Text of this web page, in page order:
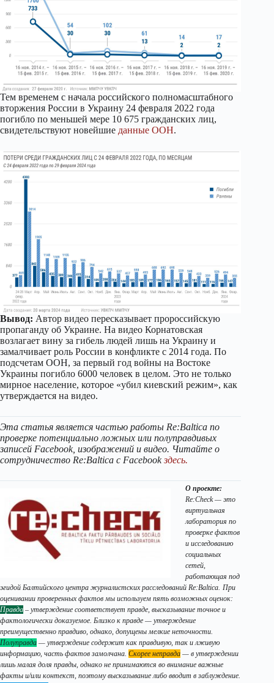
Тем временем с начала российского полномасштабного
вторжения России в Украину 24 февраля 2022 года
погибло по меньшей мере 10 675 гражданских лиц,
свидетельствуют новейшие данные ООН.
Вывод: Автор видео пересказывает пророссийскую
пропаганду об Украине. На видео Корнатовская
возлагает вину за гибель людей лишь на Украину и
замалчивает роль России в конфликте с 2014 года. По
подсчетам ООН, за первый год войны на Востоке
Украины погибло 6000 человек в целом. Это не только
мирное население, которое «убил киевский режим», как
утверждается на видео.
Эта статья является частью работы Re:Baltica по
проверке потенциально ложных или полуправдивых
записей Facebook, изображений и видео. Читайте о
сотрудничество Re:Baltica с Facebookздесь.
О проекте:
Re:Check — это
виртуальная
лаборатория по
проверке фактов
и исследованию
социальных
сетей,
работающая под
эгидой Балтийского центра журналистских расследований Re:Baltica. При
оценивании проверенных фактов мы используем пять возможных оценок:
Правда – утверждение соответствует правде, высказывание точное и
фактологически доказуемое. Близко к правде — утверждение
преимущественно правдиво, однако, допущены мелкие неточности.
Полуправда — утверждение содержит как правдивую, так и лживую
информацию, часть фактов замолчана. Скорее неправда — в утверждении
лишь малая доля правды, однако не принимаются во внимание важные
факты и/или контекст, поэтому высказывание либо вводит в заблуждение.